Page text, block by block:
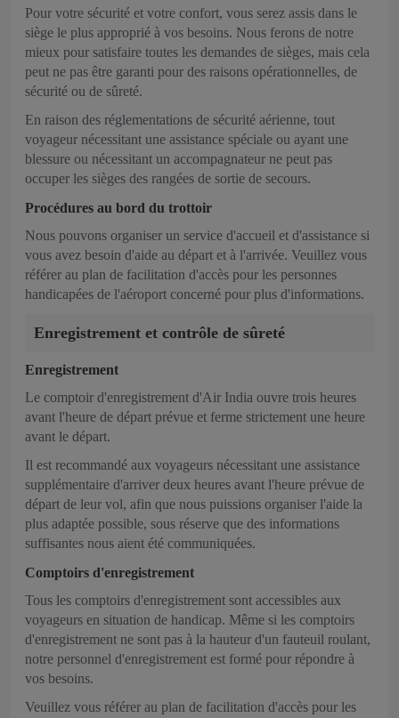
Pour votre sécurité et votre confort, vous serez assis dans le
siège le plus approprié à vos besoins. Nous ferons de notre
mieux pour satisfaire toutes les demandes de sièges, mais cela
peut ne pas être garanti pour des raisons opérationnelles, de
sécurité ou de sûreté.
En raison des réglementations de sécurité aérienne, tout
voyageur nécessitant une assistance spéciale ou ayant une
blessure ou nécessitant un accompagnateur ne peut pas
occuper les sièges des rangées de sortie de secours.
Procédures au bord du trottoir
Nous pouvons organiser un service d'accueil et d'assistance si
vous avez besoin d'aide au départ et à l'arrivée. Veuillez vous
référer au plan de facilitation d'accès pour les personnes
handicapées de l'aéroport concerné pour plus d'informations.
Enregistrement et contrôle de sûreté
Enregistrement
Le comptoir d'enregistrement d'Air India ouvre trois heures
avant l'heure de départ prévue et ferme strictement une heure
avant le départ.
Il est recommandé aux voyageurs nécessitant une assistance
supplémentaire d'arriver deux heures avant l'heure prévue de
départ de leur vol, afin que nous puissions organiser l'aide la
plus adaptée possible, sous réserve que des informations
suffisantes nous aient été communiquées.
Comptoirs d'enregistrement
Tous les comptoirs d'enregistrement sont accessibles aux
voyageurs en situation de handicap. Même si les comptoirs
d'enregistrement ne sont pas à la hauteur d'un fauteuil roulant,
notre personnel d'enregistrement est formé pour répondre à
vos besoins.
Veuillez vous référer au plan de facilitation d'accès pour les